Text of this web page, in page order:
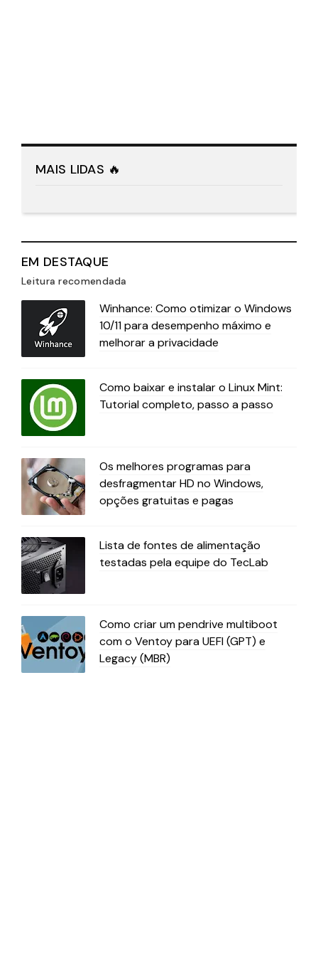
MAIS LIDAS 🔥
EM DESTAQUE
Leitura recomendada
Winhance: Como otimizar o Windows
10/11 para desempenho máximo e
melhorar a privacidade
Como baixar e instalar o Linux Mint:
Tutorial completo, passo a passo
Os melhores programas para
desfragmentar HD no Windows,
opções gratuitas e pagas
Lista de fontes de alimentação
testadas pela equipe do TecLab
Como criar um pendrive multiboot
com o Ventoy para UEFI (GPT) e
Legacy (MBR)